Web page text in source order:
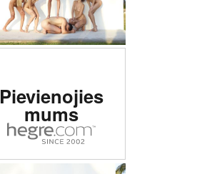
vietne pasaulē
Pievienojies
mums